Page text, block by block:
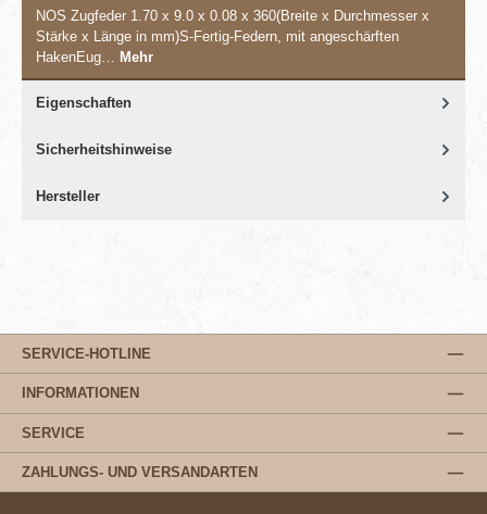
NOS Zugfeder 1.70 x 9.0 x 0.08 x 360(Breite x Durchmesser x
Stärke x Länge in mm)S-Fertig-Federn, mit angeschärften
HakenEug… Mehr
Eigenschaften
Sicherheitshinweise
Hersteller
SERVICE-HOTLINE
INFORMATIONEN
SERVICE
ZAHLUNGS- UND VERSANDARTEN